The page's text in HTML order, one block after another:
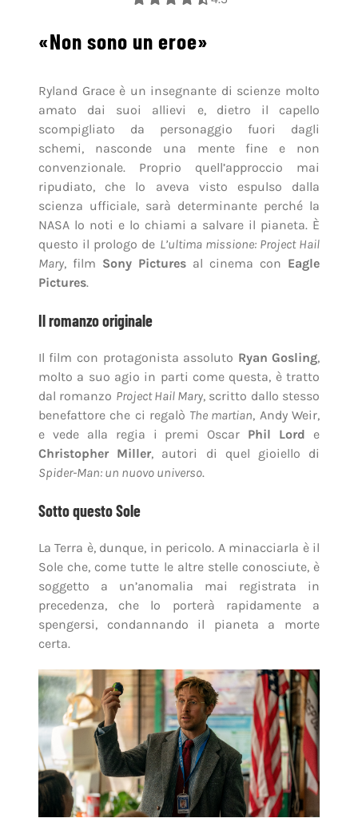
«Non sono un eroe»
Ryland Grace è un insegnante di scienze molto
amato dai suoi allievi e, dietro il capello
scompigliato da personaggio fuori dagli
schemi, nasconde una mente fine e non
convenzionale. Proprio quell’approccio mai
ripudiato, che lo aveva visto espulso dalla
scienza ufficiale, sarà determinante perché la
NASA lo noti e lo chiami a salvare il pianeta. È
questo il prologo de L’ultima missione: Project Hail
Mary, film Sony Pictures al cinema con Eagle
Pictures.
Il romanzo originale
Il film con protagonista assoluto Ryan Gosling,
molto a suo agio in parti come questa, è tratto
dal romanzo Project Hail Mary, scritto dallo stesso
benefattore che ci regalò The martian, Andy Weir,
e vede alla regia i premi Oscar Phil Lord e
Christopher Miller, autori di quel gioiello di
Spider-Man: un nuovo universo.
Sotto questo Sole
La Terra è, dunque, in pericolo. A minacciarla è il
Sole che, come tutte le altre stelle conosciute, è
soggetto a un’anomalia mai registrata in
precedenza, che lo porterà rapidamente a
spengersi, condannando il pianeta a morte
certa.